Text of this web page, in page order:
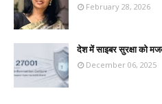
February 28, 2026
देश में साइबर सुरक्षा को
December 06, 2025